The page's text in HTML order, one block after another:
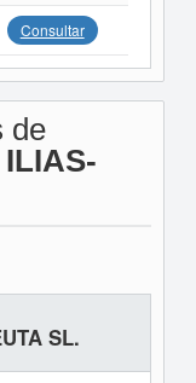
Consultar
de
SL.